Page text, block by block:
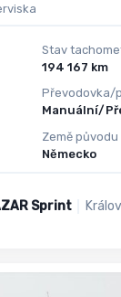
Stav
194 167 km
Převodovka/
Manuální/
Země původu
Německo
Sprint